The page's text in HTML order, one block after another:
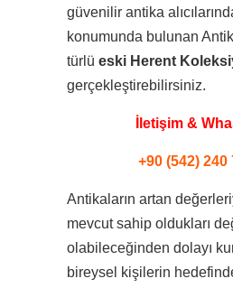
güvenilir antika
konumunda bulunan
türlü eski Herent
gerçekleştirebilirsiniz.
İletişim &
+90 (542) 240
Antikaların artan
mevcut sahip oldukları
olabileceğinden dolayı
bireysel kişilerin